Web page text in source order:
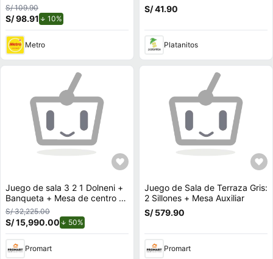
S/ 109.90
S/ 98.91 10%
Metro
S/ 41.90
Platanitos
Juego de sala 3 2 1 Dolneni +
Banqueta + Mesa de centro -
Gris claro
S/ 32,225.00
S/ 15,990.00 50%
Promart
Juego de Sala de Terraza Gris:
2 Sillones + Mesa Auxiliar
S/ 579.90
Promart